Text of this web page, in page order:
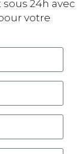
24h avec
votre